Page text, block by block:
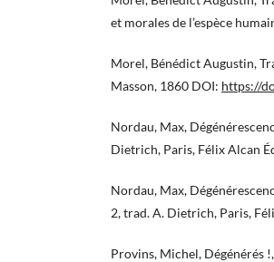
et morales de l’espèce
Morel, Bénédict Augustin,
Masson, 1860 DOI: https://
Nordau, Max,
Dietrich, Paris, Félix Alcan
Nordau, Max,
2, trad. A. Dietrich, Paris,
Provins, Michel, Dégénérés